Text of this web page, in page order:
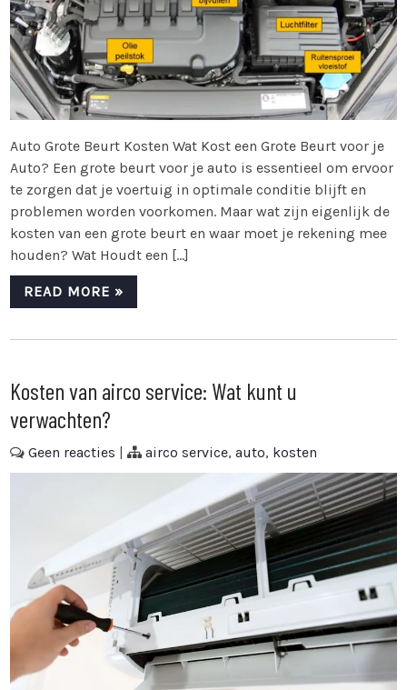
Auto Grote Beurt Kosten Wat Kost een Grote Beurt voor je
Auto? Een grote beurt voor je auto is essentieel om ervoor
te zorgen dat je voertuig in optimale conditie blijft en
problemen worden voorkomen. Maar wat zijn eigenlijk de
kosten van een grote beurt en waar moet je rekening mee
houden? Wat Houdt een […]
READ MORE »
Kosten van airco service: Wat kunt u
verwachten?
Geen reacties | airco service,auto, kosten